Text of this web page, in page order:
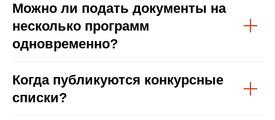
Можно ли подать документы на
несколько программ
одновременно?
Когда публикуются конкурсные
списки?